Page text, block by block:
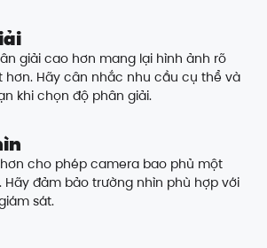
giải cao hơn mang lại hình ảnh rõ
hơn. Hãy cân nhắc nhu cầu cụ thể và
khi chọn độ phân giải.
cho phép camera bao phủ một
Hãy đảm bảo trường nhìn phù hợp với
sát.